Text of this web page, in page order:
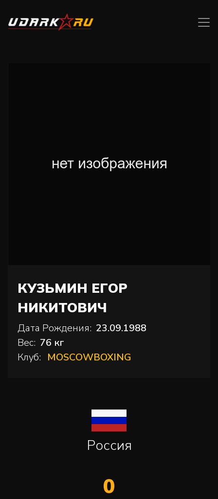
КУЗЬМИН ЕГОР
НИКИТОВИЧ
Дата Рождения: 23.09.1988
Вес: 76 кг
Клуб: MOSCOWBOXING
Россия
0